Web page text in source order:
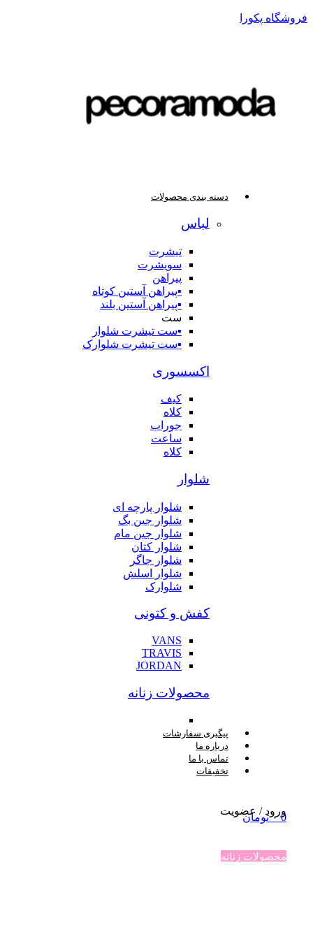
فروشگاه پکورا
دسته بندی محصولات
لباس
تیشرت
سویشرت
پیراهن
▪️پیراهن آستین کوتاه
▪️پیراهن آستین بلند
ست
▪️ست تیشرت شلوار
▪️ست تیشرت شلوارک
اکسسوری
کیف
کلاه
جوراب
ساعت
کلاه
شلوار
شلوار پارچه ای
شلوار جین بگ
شلوار جین مام
شلوار کتان
شلوار جاگر
شلوار اسلش
شلوارک
کفش و کتونی
VANS
TRAVIS
JORDAN
محصولات زنانه
پیگیری سفارشات
درباره ما
تماس با ما
تخفیفات
ورود / عضویت
0 ۰ تومان
محصولات زنانه